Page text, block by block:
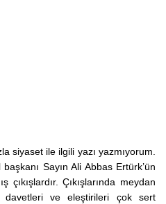
siyaset ile ilgili yazı yazmıyorum.
Sayın Ali Abbas Ertürk’ün
çıkışlardır. Çıkışlarında meydan
davetleri ve eleştirileri çok sert